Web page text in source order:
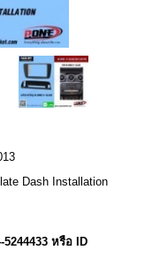
Dash Installation
5244433 หรือ ID